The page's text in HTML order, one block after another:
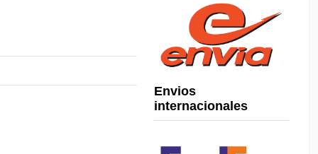
Envios
internacionales